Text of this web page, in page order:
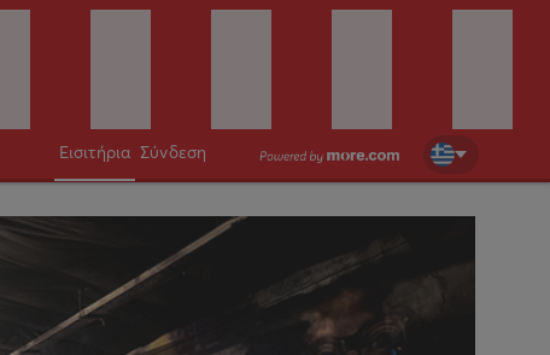
Εισιτήρια Σύνδεση